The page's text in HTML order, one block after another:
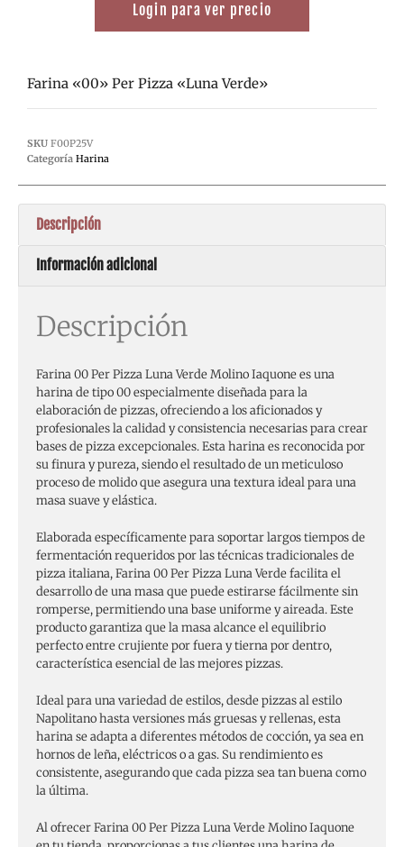
Login para ver precio
Farina «00» Per Pizza «Luna Verde»
SKU F00P25V
Categoría Harina
Descripción
Información adicional
Descripción
Farina 00 Per Pizza Luna Verde Molino Iaquone es una
harina de tipo 00 especialmente diseñada para la
elaboración de pizzas, ofreciendo a los aficionados y
profesionales la calidad y consistencia necesarias para crear
bases de pizza excepcionales. Esta harina es reconocida por
su finura y pureza, siendo el resultado de un meticuloso
proceso de molido que asegura una textura ideal para una
masa suave y elástica.
Elaborada específicamente para soportar largos tiempos de
fermentación requeridos por las técnicas tradicionales de
pizza italiana, Farina 00 Per Pizza Luna Verde facilita el
desarrollo de una masa que puede estirarse fácilmente sin
romperse, permitiendo una base uniforme y aireada. Este
producto garantiza que la masa alcance el equilibrio
perfecto entre crujiente por fuera y tierna por dentro,
característica esencial de las mejores pizzas.
Ideal para una variedad de estilos, desde pizzas al estilo
Napolitano hasta versiones más gruesas y rellenas, esta
harina se adapta a diferentes métodos de cocción, ya sea en
hornos de leña, eléctricos o a gas. Su rendimiento es
consistente, asegurando que cada pizza sea tan buena como
la última.
Al ofrecer Farina 00 Per Pizza Luna Verde Molino Iaquone